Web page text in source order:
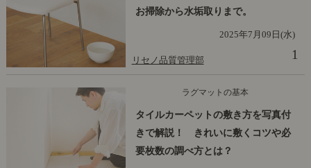
お掃除から水垢取りまで。
2025年7月09日(水)
リセノ品質管理部 1
ラグマットの基本
タイルカーペットの敷き方を写真付
きで解説！ きれいに敷くコツや必
要枚数の調べ方とは？